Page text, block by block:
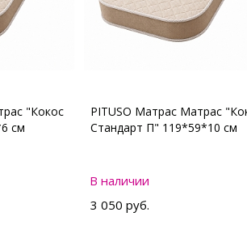
"Кокос
см
PITUSO Матрас Матрас
Стандарт П" 119*59*10 см
В наличии
3 050 руб.